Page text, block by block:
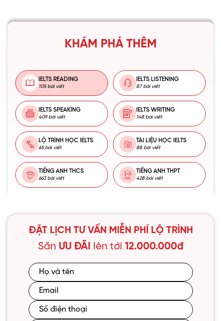
KHÁM PHÁ THÊM
IELTS READING
105 bài viết
IELTS LISTENING
87 bài viết
IELTS SPEAKING
409 bài viết
IELTS WRITING
148 bài viết
LỘ TRÌNH HỌC IELTS
65 bài viết
TÀI LIỆU HỌC IELTS
88 bài viết
TIẾNG ANH THCS
663 bài viết
TIẾNG ANH THPT
428 bài viết
ĐẶT LỊCH TƯ VẤN MIỄN PHÍ LỘ TRÌNH
Săn ƯU ĐÃI lên tới 12.000.000đ